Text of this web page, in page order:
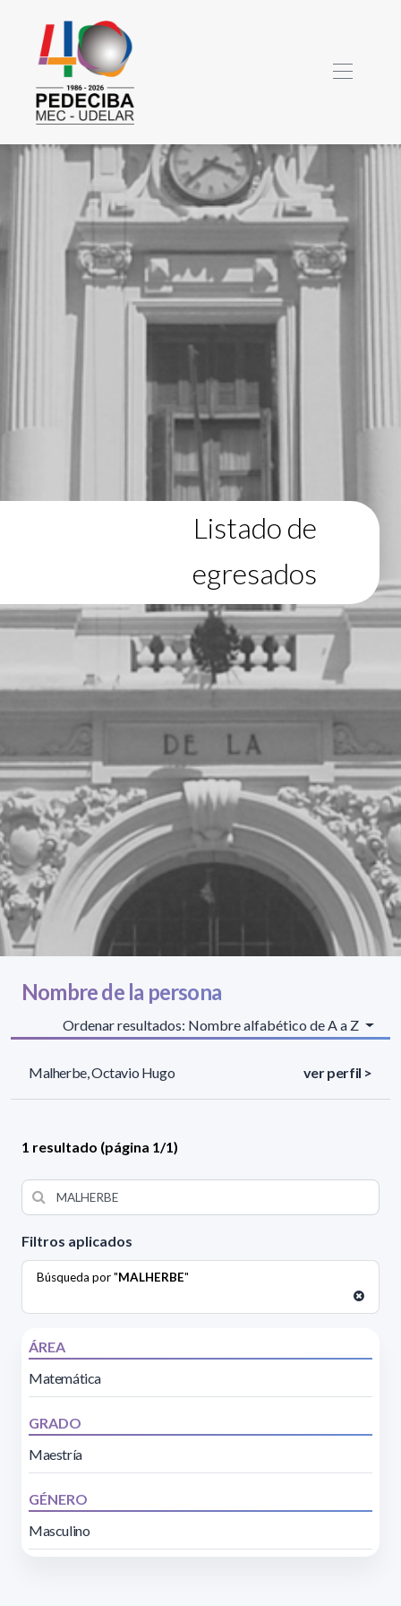
Listado de
egresados
Filtros aplicados
Búsqueda por "MALHERBE"
ÁREA
Matemática
GRADO
Maestría
GÉNERO
Masculino
Nombre de la persona
Ordenar resultados: Nombre alfabético de A a Z
Malherbe, Octavio Hugo ver perfil >
1 resultado (página 1/1)